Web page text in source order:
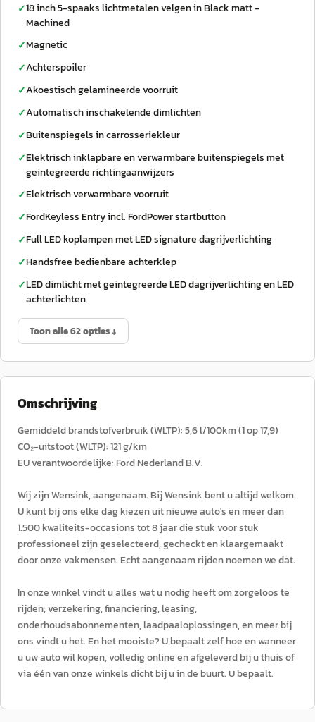
✓18 inch 5-spaaks lichtmetalen velgen in Black matt -
Machined
✓Magnetic
✓Achterspoiler
✓Akoestisch gelamineerde voorruit
✓Automatisch inschakelende dimlichten
✓Buitenspiegels in carrosseriekleur
✓Elektrisch inklapbare en verwarmbare buitenspiegels met
geintegreerde richtingaanwijzers
✓Elektrisch verwarmbare voorruit
✓FordKeyless Entry incl. FordPower startbutton
✓Full LED koplampen met LED signature dagrijverlichting
✓Handsfree bedienbare achterklep
✓LED dimlicht met geintegreerde LED dagrijverlichting en LED
achterlichten
Toon alle 62 opties ↓
Omschrijving
Gemiddeld brandstofverbruik (WLTP): 5,6 l/100km (1 op 17,9)
CO₂-uitstoot (WLTP): 121 g/km
EU verantwoordelijke: Ford Nederland B.V.
Wij zijn Wensink, aangenaam. Bij Wensink bent u altijd welkom.
U kunt bij ons elke dag kiezen uit nieuwe auto's en meer dan
1.500 kwaliteits-occasions tot 8 jaar die stuk voor stuk
professioneel zijn geselecteerd, gecheckt en klaargemaakt
door onze vakmensen. Echt aangenaam rijden noemen we dat.
In onze winkel vindt u alles wat u nodig heeft om zorgeloos te
rijden; verzekering, financiering, leasing,
onderhoudsabonnementen, laadpaaloplossingen, en meer bij
ons vindt u het. En het mooiste? U bepaalt zelf hoe en wanneer
u uw auto wil kopen, volledig online en afgeleverd bij u thuis of
via één van onze winkels dicht bij u in de buurt. U bepaalt.